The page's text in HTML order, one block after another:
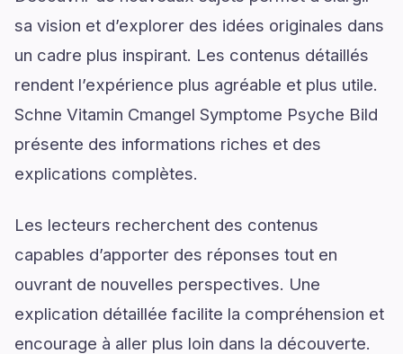
sa vision et d’explorer des idées originales dans
un cadre plus inspirant. Les contenus détaillés
rendent l’expérience plus agréable et plus utile.
Schne Vitamin Cmangel Symptome Psyche Bild
présente des informations riches et des
explications complètes.
Les lecteurs recherchent des contenus
capables d’apporter des réponses tout en
ouvrant de nouvelles perspectives. Une
explication détaillée facilite la compréhension et
encourage à aller plus loin dans la découverte.